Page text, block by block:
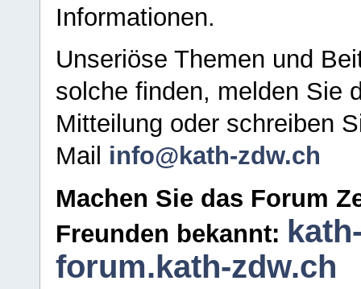
Informationen.
Unseriöse Themen und
solche finden, melden Sie
Mitteilung oder schreiben
Mail info@kath-zdw.ch
Machen Sie das Forum
Freunden bekannt:
forum.kath-zdw.ch